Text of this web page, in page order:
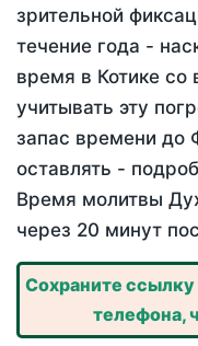
зрительной
течение года -
время в Котике
учитывать эту
запас времени до
оставлять -
Время молитвы
через 20 минут
Сохраните ссылку
телефона,